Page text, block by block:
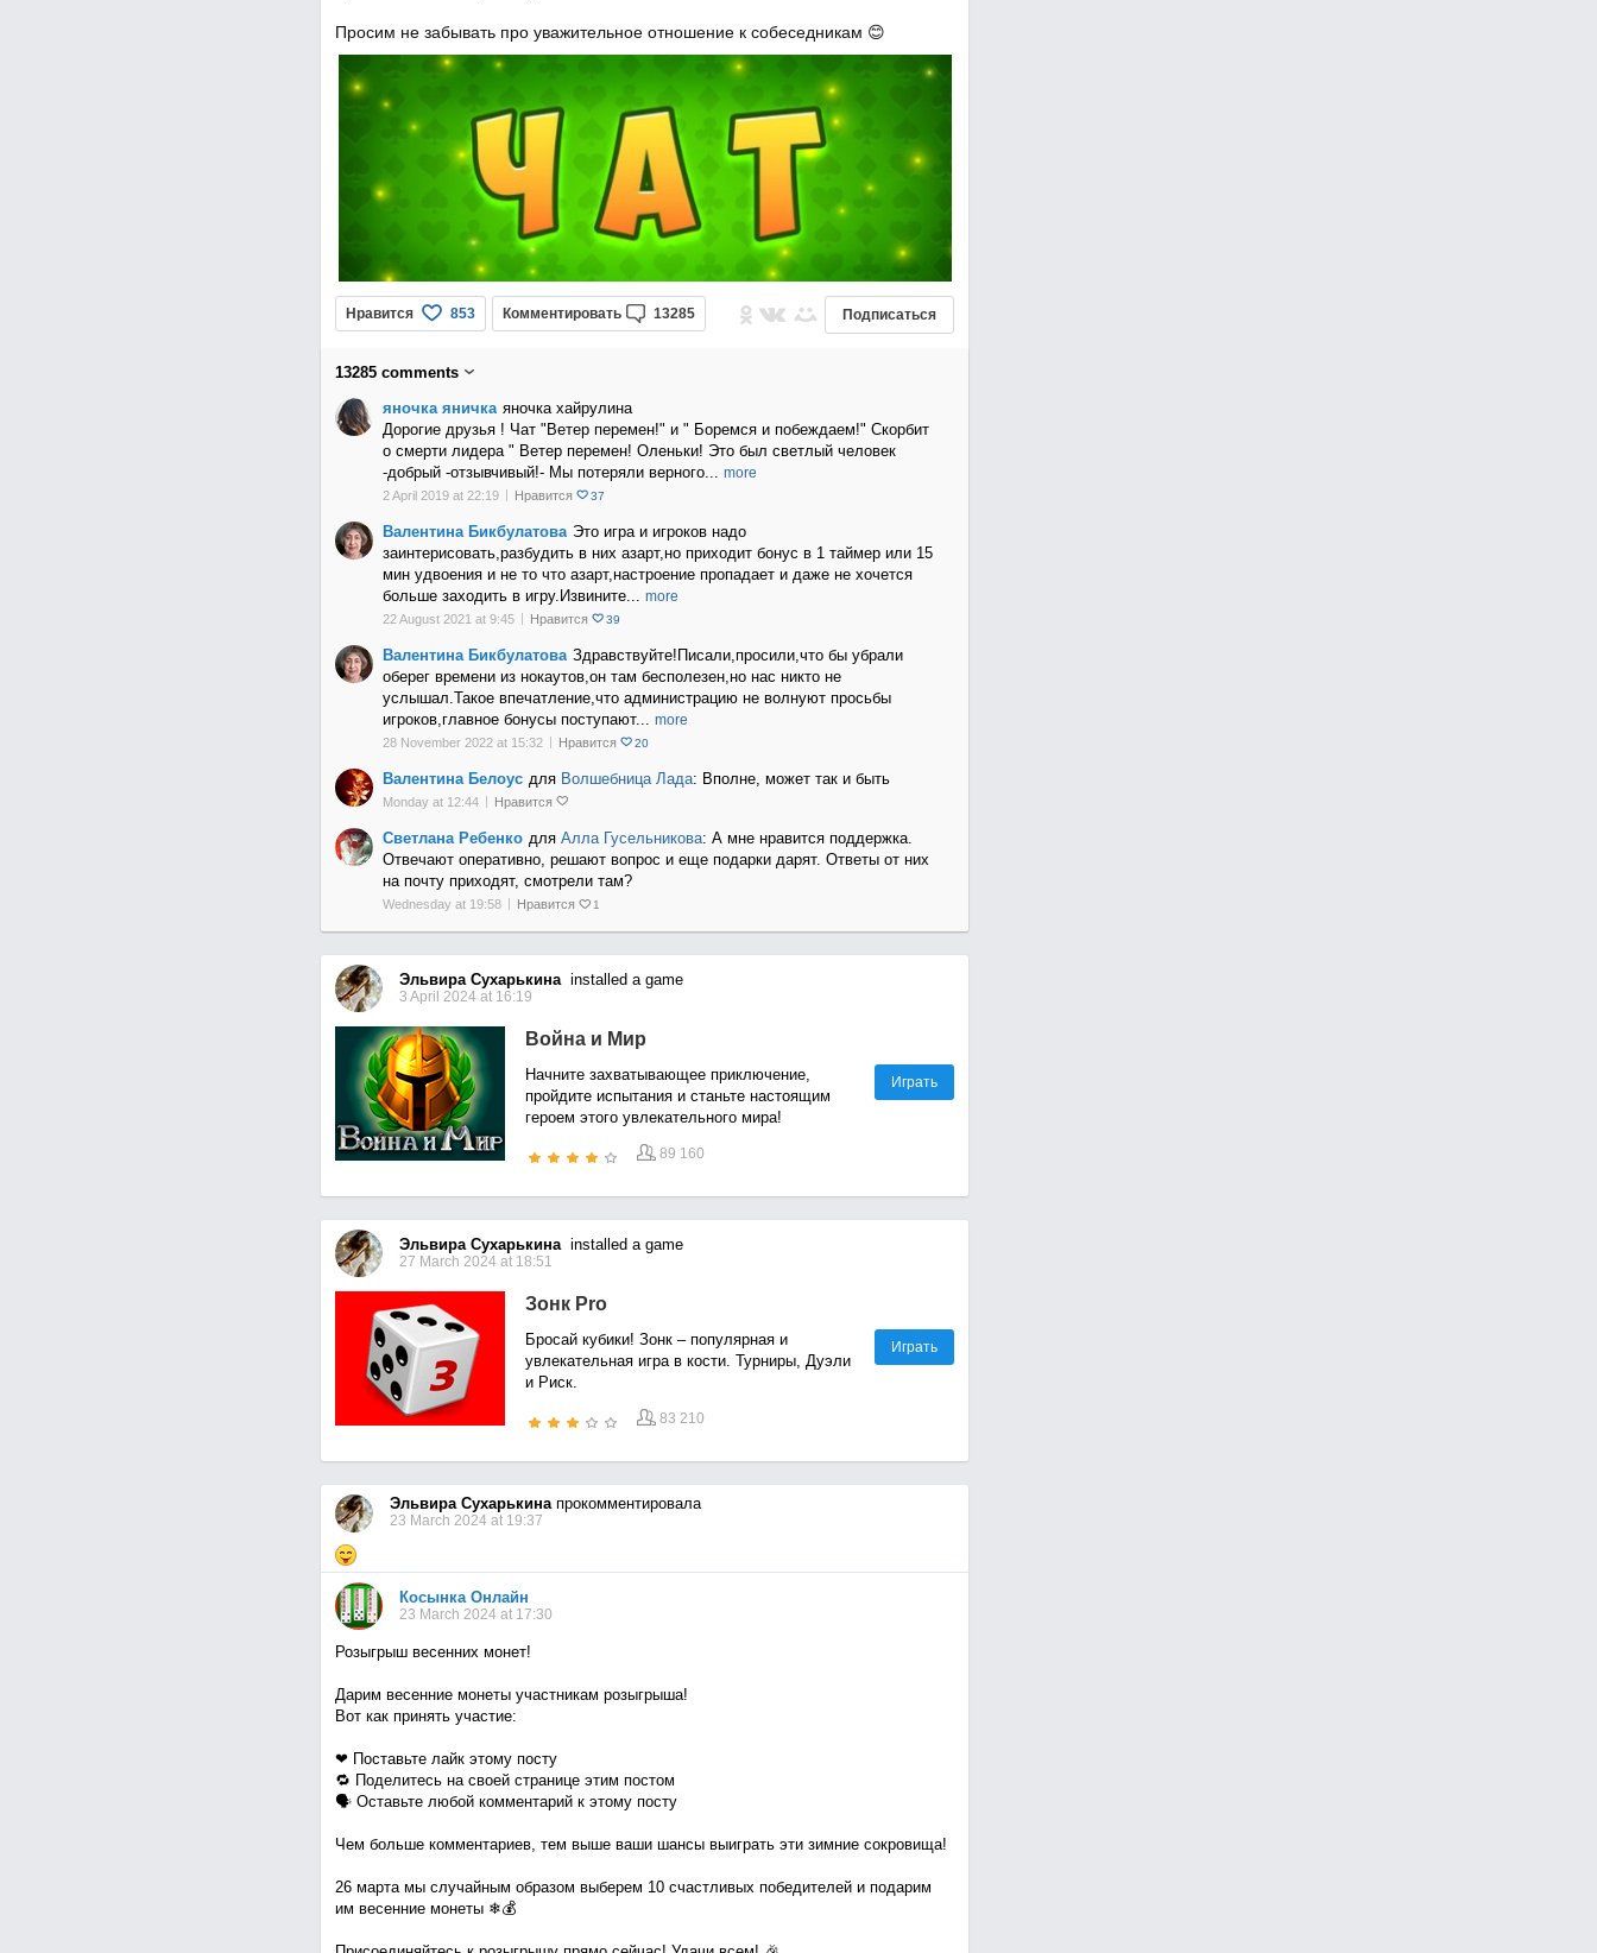
Просим не забывать про уважительное отношение к собеседникам 😊
Подписаться
Нравится 853 Комментировать 13285
13285comments
яночка яничка яночка хайрулина
Дорогие друзья ! Чат "Ветер перемен!" и " Боремся и побеждаем!" Скорбит
о смерти лидера " Ветер перемен! Оленьки! Это был светлый человек
-добрый -отзывчивый!- Мы потеряли верного... more
2 April 2019 at 22:19 Нравится 37
Валентина Бикбулатова Это игра и игроков надо
заинтерисовать,разбудить в них азарт,но приходит бонус в 1 таймер или 15
мин удвоения и не то что азарт,настроение пропадает и даже не хочется
больше заходить в игру.Извините... more
22 August 2021 at 9:45 Нравится 39
Валентина Бикбулатова Здравствуйте!Писали,просили,что бы убрали
оберег времени из нокаутов,он там бесполезен,но нас никто не
услышал.Такое впечатление,что администрацию не волнуют просьбы
игроков,главное бонусы поступают... more
28 November 2022 at 15:32 Нравится 20
Валентина Белоус для Волшебница Лада: Вполне, может так и быть
Monday at 12:44 Нравится
Светлана Ребенко для Алла Гусельникова: А мне нравится поддержка.
Отвечают оперативно, решают вопрос и еще подарки дарят. Ответы от них
на почту приходят, смотрели там?
Wednesday at 19:58 Нравится 1
Эльвира Сухарькинаinstalled a game
3 April 2024 at 16:19
Война и Мир
Начните захватывающее приключение,
пройдите испытания и станьте настоящим
героем этого увлекательного мира!
89 160
Играть
Эльвира Сухарькинаinstalled a game
27 March 2024 at 18:51
Зонк Pro
Бросай кубики! Зонк – популярная и
увлекательная игра в кости. Турниры, Дуэли
и Риск.
83 210
Играть
Эльвира Сухарькинапрокомментировала
23 March 2024 at 19:37
Косынка Онлайн
23 March 2024 at 17:30
Розыгрыш весенних монет!
Дарим весенние монеты участникам розыгрыша!
Вот как принять участие:
❤ Поставьте лайк этому посту
🔁 Поделитесь на своей странице этим постом
🗣 Оставьте любой комментарий к этому посту
Чем больше комментариев, тем выше ваши шансы выиграть эти зимние сокровища!
26 марта мы случайным образом выберем 10 счастливых победителей и подарим
им весенние монеты ❄💰